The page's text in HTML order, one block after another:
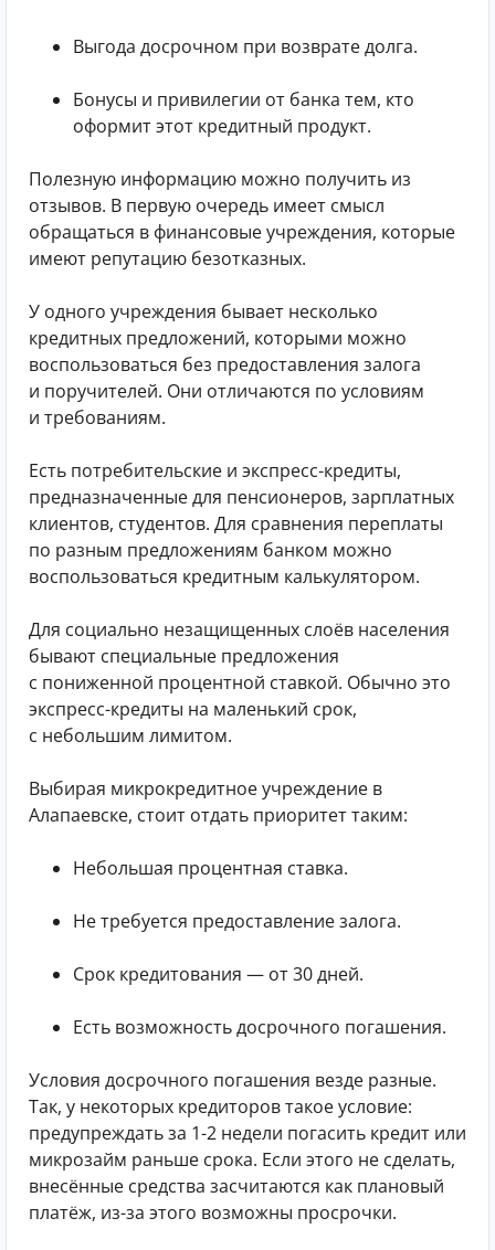
Выгода досрочном при возврате долга.
Бонусы и привилегии от банка тем, кто
оформит этот кредитный продукт.
Полезную информацию можно получить из
отзывов. В первую очередь имеет смысл
обращаться в финансовые учреждения, которые
имеют репутацию безотказных.
У одного учреждения бывает несколько
кредитных предложений, которыми можно
воспользоваться без предоставления залога
и поручителей. Они отличаются по условиям
и требованиям.
Есть потребительские и экспресс-кредиты,
предназначенные для пенсионеров, зарплатных
клиентов, студентов. Для сравнения переплаты
по разным предложениям банком можно
воспользоваться кредитным калькулятором.
Для социально незащищенных слоёв населения
бывают специальные предложения
с пониженной процентной ставкой. Обычно это
экспресс-кредиты на маленький срок,
с небольшим лимитом.
Выбирая микрокредитное учреждение в
Алапаевске, стоит отдать приоритет таким:
Небольшая процентная ставка.
Не требуется предоставление залога.
Срок кредитования — от 30 дней.
Есть возможность досрочного погашения.
Условия досрочного погашения везде разные.
Так, у некоторых кредиторов такое условие:
предупреждать за 1-2 недели погасить кредит или
микрозайм раньше срока. Если этого не сделать,
внесённые средства засчитаются как плановый
платёж, из-за этого возможны просрочки.